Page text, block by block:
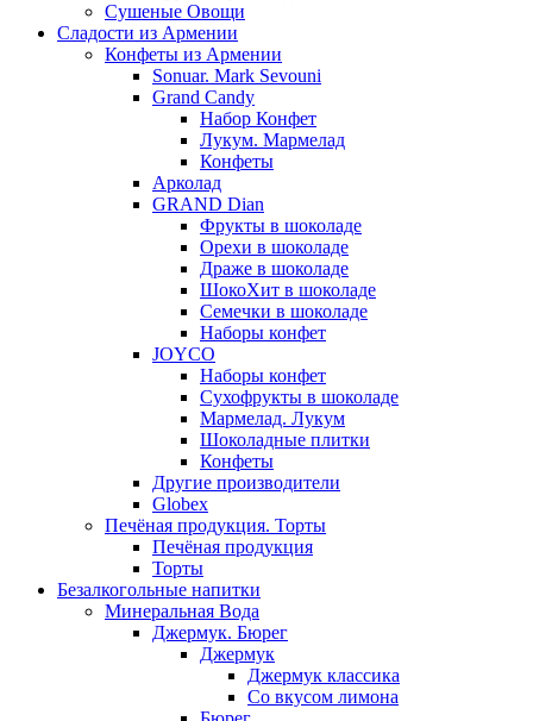
Сушеные Овощи
Сладости из Армении
Конфеты из Армении
Sonuar. Mark Sevouni
Grand Candy
Набор Конфет
Лукум. Мармелад
Конфеты
Арколад
GRAND Dian
Фрукты в шоколаде
Орехи в шоколаде
Драже в шоколаде
ШокоХит в шоколаде
Семечки в шоколаде
Наборы конфет
JOYCO
Наборы конфет
Сухофрукты в шоколаде
Мармелад. Лукум
Шоколадные плитки
Конфеты
Другие производители
Globex
Печёная продукция. Торты
Печёная продукция
Торты
Безалкогольные напитки
Минеральная Вода
Джермук. Бюрег
Джермук
Джермук классика
Со вкусом лимона